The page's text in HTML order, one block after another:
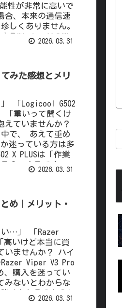
性が非常に高いで
合、本来の通信速
しくありません。
Windows11のWi-
2026.03.31
みた感想とメリ
」 「Logicool G502
「重いって聞くけ
えていませんか？
で、 あえて重め
迷っている方は多
X PLUSは「作業
のマウスです。
2026.03.31
め｜メリット・
い…」 「Razer
いけど本当に買
いませんか？ ハイ
Viper V3 Pro
、購入を迷ってい
みないとわからな
くなれるのか？」
断できません。
2026.03.31